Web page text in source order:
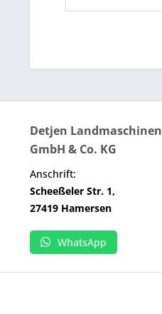
Detjen Landmaschinen
GmbH & Co. KG
Anschrift:
Scheeßeler Str. 1,
27419 Hamersen
WhatsApp